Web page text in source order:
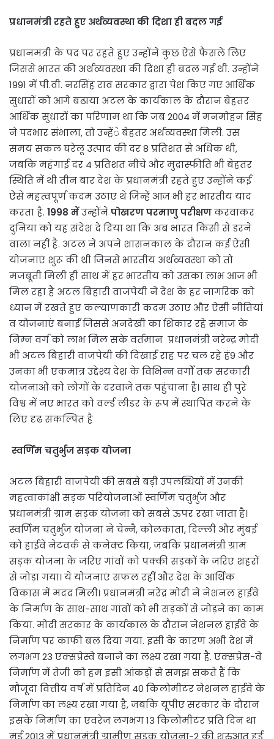
प्रधानमंत्री रहते हुए अर्थव्यवस्था की दिशा ही बदल गई
प्रधानमंत्री के पद पर रहते हुए उन्होंने कुछ ऐसे फैसले लिए
जिससे भारत की अर्थव्यवस्था की दिशा ही बदल गई थी. उन्होंने
1991 में पी.वी. नरसिंह राव सरकार द्वारा पेश किए गए आर्थिक
सुधारों को आगे बढ़ाया अटल के कार्यकाल के दौरान बेहतर
आर्थिक सुधारों का परिणाम था कि जब 2004 में मनमोहन सिंह
ने पदभार संभाला, तो उन्हेंे बेहतर अर्थव्यवस्था मिली. उस
समय सकल घरेलू उत्पाद की दर 8 प्रतिशत से अधिक थी,
जबकि महंगाई दर 4 प्रतिशत नीचे और मुद्रास्फीति भी बेहतर
स्थिति में थी तीन बार देश के प्रधानमंत्री रहते हुए उन्होंने कई
ऐसे महत्वपूर्ण कदम उठाए थे जिन्हें आज भी हर भारतीय याद
करता है. 1998 मेंउन्होंनेपोखरण परमाणु परीक्षणकरवाकर
दुनिया को यह संदेश दे दिया था कि अब भारत किसी से डरने
वाला नहीं है. अटल ने अपने शासनकाल के दौरान कई ऐसी
योजनाएं शुरू की थी जिनसे भारतीय अर्थव्यवस्था को तो
मजबूती मिली ही साथ में हर भारतीय को उसका लाभ आज भी
मिल रहा है अटल बिहारी वाजपेयी ने देश के हर नागरिक को
ध्यान में रखते हुए कल्याणकारी कदम उठाए और ऐसी नीतियां
व योजनाएं बनाईं जिससे अनदेखी का शिकार रहे समाज के
निम्न वर्ग को लाभ मिल सके वर्तमान प्रधानमंत्री नरेन्द्र मोदी
भी अटल बिहारी वाजपेयी की दिखाई राह पर चल रहे हं9 और
उनका भी एकमात्र उद्देश्य देश के विभिन्न वर्गों तक सरकारी
योजनाओं को लोगों के दरवाजे तक पहुंचाना है। साथ ही पुरे
विश्व में नए भारत को वर्ल्ड लीडर के रूप में स्थापित करने के
लिए दृढ संकल्पित है
स्वर्णिम चतुर्भुज सड़क योजना
अटल बिहारी वाजपेयी की सबसे बड़ी उपलब्धियों में उनकी
महत्वाकांक्षी सड़क परियोजनाओं स्वर्णिम चतुर्भुज और
प्रधानमंत्री ग्राम सड़क योजना को सबसे ऊपर रखा जाता है।
स्वर्णिम चतुर्भुज योजना ने चेन्नै, कोलकाता, दिल्ली और मुंबई
को हाईवे नेटवर्क से कनेक्ट किया, जबकि प्रधानमंत्री ग्राम
सड़क योजना के जरिए गांवों को पक्की सड़कों के जरिए शहरों
से जोड़ा गया। ये योजनाएं सफल रहीं और देश के आर्थिक
विकास में मदद मिली। प्रधानमंत्री नरेंद्र मोदी ने नेशनल हाईवे
के निर्माण के साथ-साथ गांवों को भी सड़कों से जोड़ने का काम
किया. मोदी सरकार के कार्यकाल के दौरान नेशनल हाईवे के
निर्माण पर काफी बल दिया गया. इसी के कारण अभी देश में
लगभग 23 एक्सप्रेस्वे बनाने का लक्ष्य रखा गया है. एक्सप्रेस-वे
निर्माण में तेजी को हम इसी आंकड़ों से समझ सकते हैं कि
मौजूदा वित्तीय वर्ष में प्रतिदिन 40 किलोमीटर नेशनल हाईवे के
निर्माण का लक्ष्य रखा गया है, जबकि यूपीए सरकार के दौरान
इसके निर्माण का एवरेज लगभग 13 किलोमीटर प्रति दिन था
मई 2013 में प्रधानमंत्री ग्रामीण सड़क योजना-2 की शुरुआत हुई